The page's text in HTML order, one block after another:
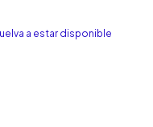
a estar disponible